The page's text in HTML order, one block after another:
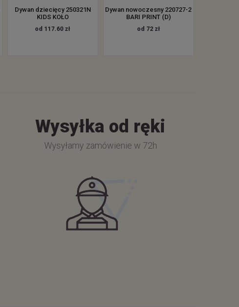
Dywan dziecięcy 250321N
KIDS KOŁO
od 117.60 zł
Dywan nowoczesny 220727-2
BARI PRINT (D)
od 72 zł
Wysyłka od ręki
Wysyłamy zamówienie w 72h